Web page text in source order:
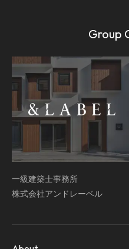
Group
一級建築士事務所
株式会社アンドレーベル